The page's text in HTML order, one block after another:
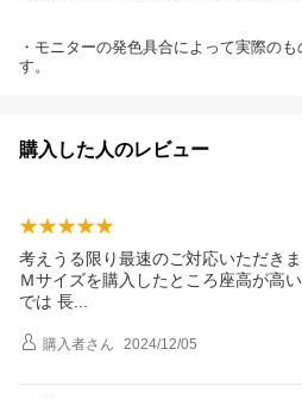
・モニターの発色具合によって実際の
す。
購入した人のレビュー
考えうる限り最速のご対応いただき
Ｍサイズを購入したところ座高が高
では 長
購入者さん 2024/12/05